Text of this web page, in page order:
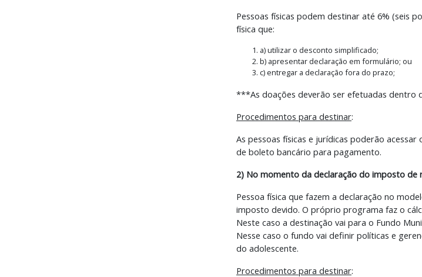
Pessoas físicas podem destinar até 6% (seis
física que:
a) utilizar o desconto simplificado;
b) apresentar declaração em formulário; ou
c) entregar a declaração fora do prazo;
***As doações deverão ser efetuadas dentro
Procedimentos para destinar:
As pessoas físicas e jurídicas poderão acessar
de boleto bancário para pagamento.
2) No momento da declaração do imposto de
Pessoa física que fazem a declaração no
imposto devido. O próprio programa faz o
Neste caso a destinação vai para o Fundo
Nesse caso o fundo vai definir políticas e
do adolescente.
Procedimentos para destinar: